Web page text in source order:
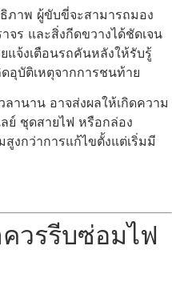
ภาพ ผู้ขับขี่จะสามารถมอง
จร และสิ่งกีดขวางได้ชัดเจน
แจ้งเตือนรถคันหลังให้รับรู้
อุบัติเหตุจากการชนท้าย
านาน อาจส่งผลให้เกิดความ
ย์ ชุดสายไฟ หรือกล่อง
งกว่าการแก้ไขตั้งแต่เริ่มมี
วรรีบซ่อมไฟ